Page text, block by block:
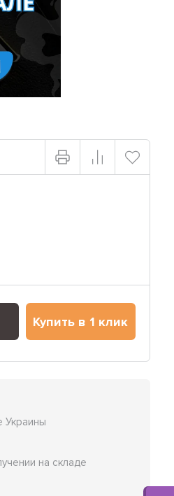
Купить в 1 клик
Украины
на складе